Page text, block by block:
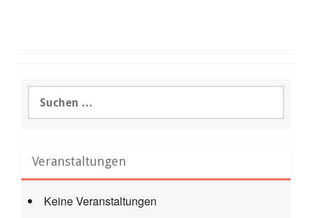
nach:
Veranstaltungen
Keine Veranstaltungen